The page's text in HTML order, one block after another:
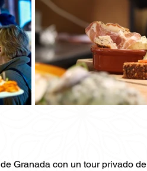
Granada con un tour privado